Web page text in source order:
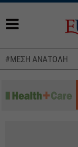
#ΜΕΣΗ ΑΝΑΤΟΛΗ